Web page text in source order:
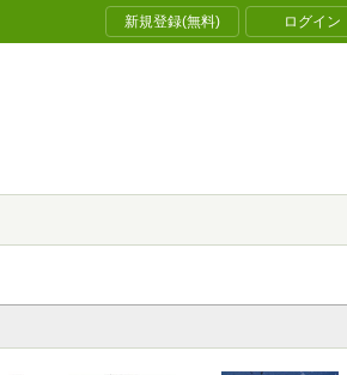
新規登録(無料) ログイン